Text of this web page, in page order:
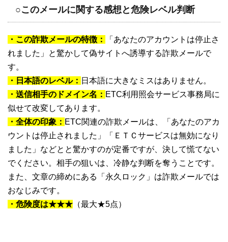
○このメールに関する感想と危険レベル判断
・この詐欺メールの特徴：
「あなたのアカウントは停止さ
れました」と驚かして偽サイトへ誘導する詐欺メールで
す。
・日本語のレベル： 日本語に大きなミスはありません。
・送信相手のドメイン名： ETC利用照会サービス事務局に
似せて改変してあります。
・全体の印象： ETC関連の詐欺メールは、「あなたのアカ
ウントは停止されました」「ＥＴＣサービスは無効になり
ました」などとと驚かすのが定番ですが、決して慌てない
でください。相手の狙いは、冷静な判断を奪うことです。
また、文章の締めにある「永久ロック」は詐欺メールでは
おなじみです。
・危険度は★★★ （最大★5点）